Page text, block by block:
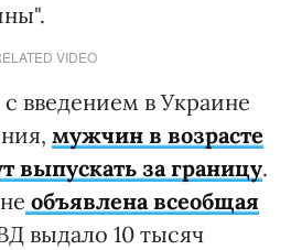
VIDEO
введением в Украине
мужчин в возрасте
выпускать за границу.
объявлена всеобщая
выдало 10 тысяч